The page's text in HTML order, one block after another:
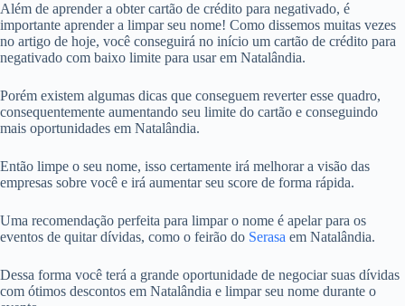
Além de aprender a obter cartão de crédito para negativado, é
importante aprender a limpar seu nome! Como dissemos muitas vezes
no artigo de hoje, você conseguirá no início um cartão de crédito para
negativado com baixo limite para usar em Natalândia.
Porém existem algumas dicas que conseguem reverter esse quadro,
consequentemente aumentando seu limite do cartão e conseguindo
mais oportunidades em Natalândia.
Então limpe o seu nome, isso certamente irá melhorar a visão das
empresas sobre você e irá aumentar seu score de forma rápida.
Uma recomendação perfeita para limpar o nome é apelar para os
eventos de quitar dívidas, como o feirão do Serasa em Natalândia.
Dessa forma você terá a grande oportunidade de negociar suas dívidas
com ótimos descontos em Natalândia e limpar seu nome durante o